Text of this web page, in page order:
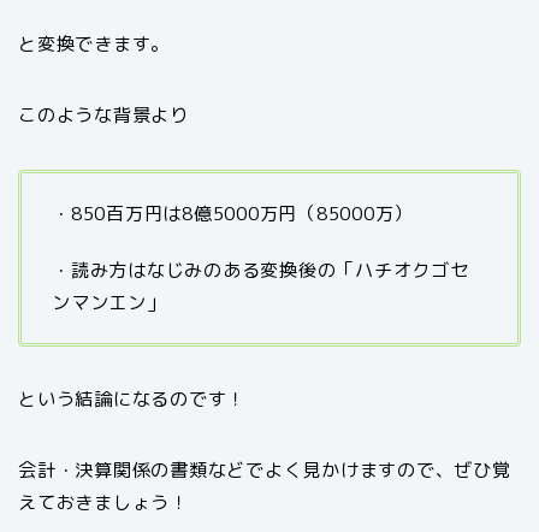
と変換できます。
このような背景より
・850百万円は8億5000万円（85000万）
・読み方はなじみのある変換後の「ハチオクゴセ
ンマンエン」
という結論になるのです！
会計・決算関係の書類などでよく見かけますので、ぜひ覚
えておきましょう！